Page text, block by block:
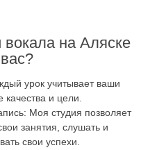
на Аляске
урок учитывает ваши
качества и цели.
Моя студия позволяет
занятия, слушать и
свои успехи.